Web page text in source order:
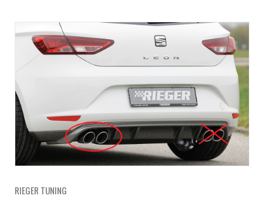
RIEGER TUNING